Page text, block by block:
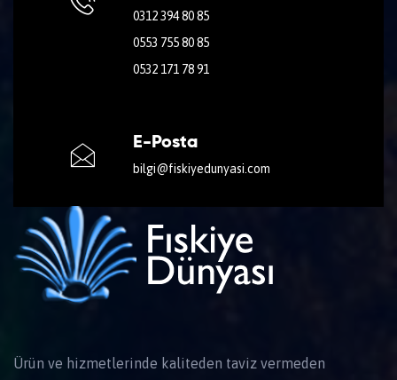
0312 394 80 85
0553 755 80 85
0532 171 78 91
E-Posta
bilgi@fiskiyedunyasi.com
Ürün ve hizmetlerinde kaliteden taviz vermeden